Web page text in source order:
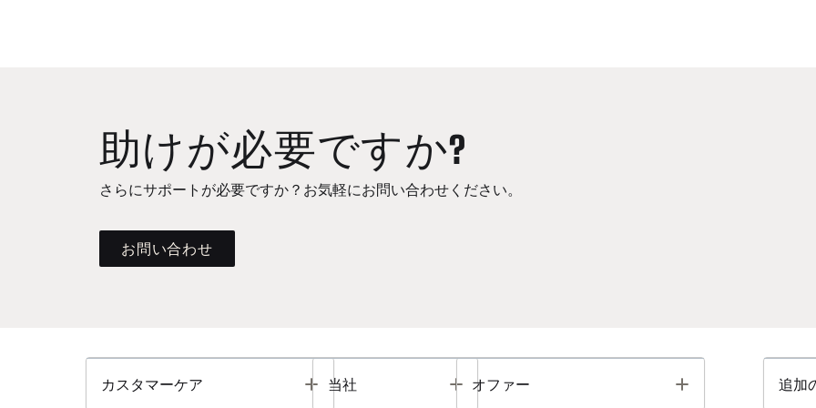
助けが必要ですか?
さらにサポートが必要ですか？お気軽にお問い合わせください。
お問い合わせ
カスタマーケア Toggle
当社 Toggle
オファー Toggle 追加